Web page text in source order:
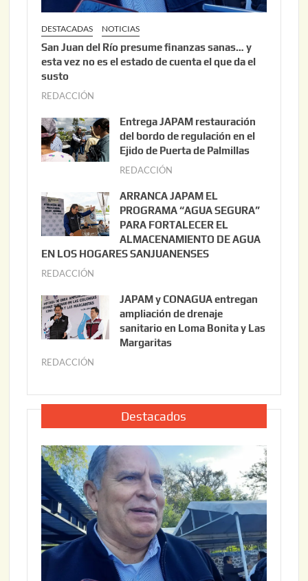
DESTACADAS NOTICIAS
San Juan del Río presume finanzas sanas… y
esta vez no es el estado de cuenta el que da el
susto
REDACCIÓN
o
s
t
3
,
2
0
Entrega JAPAM restauración
del bordo de regulación en el
Ejido de Puerta de Palmillas
REDACCIÓN
i
o
2
2
0
ARRANCA JAPAM EL
PROGRAMA “AGUA SEGURA”
PARA FORTALECER EL
ALMACENAMIENTO DE AGUA
EN LOS HOGARES SANJUANENSES
REDACCIÓN
l
i
o
,
0
2
6
JAPAM y CONAGUA entregan
ampliación de drenaje
sanitario en Loma Bonita y Las
Margaritas
REDACCIÓN
l
o
2
2
,
2
6
Destacados